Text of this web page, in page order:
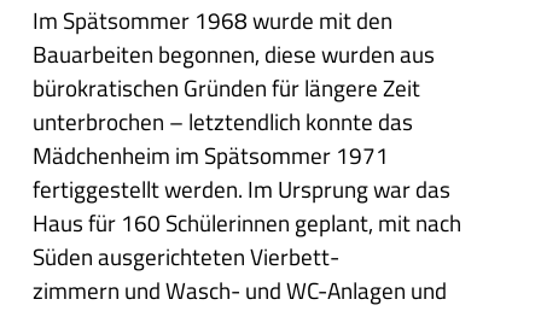
Im Spätsommer 1968 wurde mit den
Bauarbeiten begonnen, diese wurden aus
bürokratischen Gründen für längere Zeit
unterbrochen – letztendlich konnte das
Mädchenheim im Spätsommer 1971
fertiggestellt werden. Im Ursprung war das
Haus für 160 Schülerinnen geplant, mit nach
Süden ausgerichteten Vierbett-
zimmern und Wasch- und WC-Anlagen und